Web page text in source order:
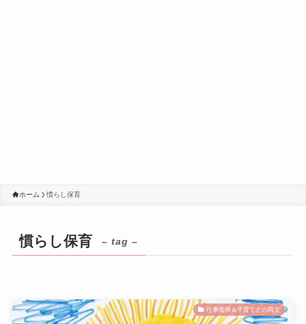
ホーム 慣らし保育
慣らし保育 – tag –
仕事復帰＆子育てとの両立